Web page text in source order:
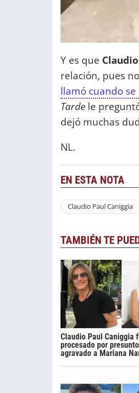
Y es que
relación, pues
llamó cuando
Tarde le
dejó muchas
NL.
EN ESTA NOTA
Claudio Paul Caniggia
TAMBIÉN TE
Claudio Paul Caniggia
procesado por
agravado a Mariana